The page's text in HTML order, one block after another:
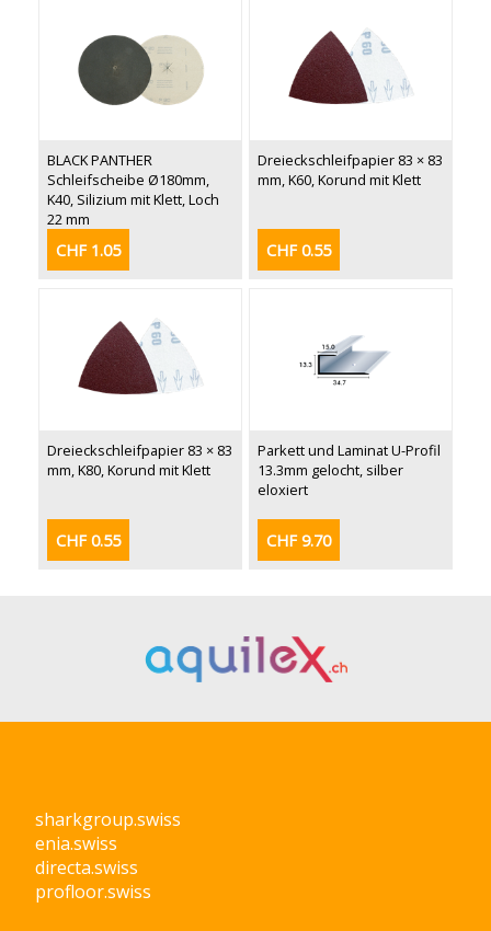
BLACK PANTHER
Schleifscheibe Ø180mm,
K40, Silizium mit Klett, Loch
22 mm
CHF 1.05
Dreieckschleifpapier 83 × 83
mm, K60, Korund mit Klett
CHF 0.55
Dreieckschleifpapier 83 × 83
mm, K80, Korund mit Klett
CHF 0.55
Parkett und Laminat U-Profil
13.3mm gelocht, silber
eloxiert
CHF 9.70
sharkgroup.swiss
enia.swiss
directa.swiss
profloor.swiss